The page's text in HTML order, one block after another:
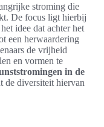
stroming die
De focus ligt hierbij
idee dat achter het
een herwaardering
de vrijheid
en vormen te
in de
de diversiteit hiervan